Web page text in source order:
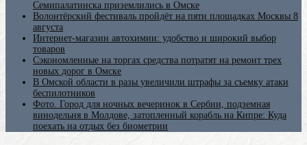
Семипалатинска приземлились в Омске
Волонтёрский фестиваль пройдёт на пяти площадках Москвы 8
августа
Интернет-магазин автохимии: удобство и широкий выбор
товаров
Сэкономленные на торгах средства потратят на ремонт трех
новых дорог в Омске
В Омской области в разы увеличили штрафы за съемку атаки
беспилотников
Фото. Город для ночных вечеринок в Сербии, подземная
винодельня в Молдове, затопленный корабль на Кипре: Куда
поехать на отдых без биометрии